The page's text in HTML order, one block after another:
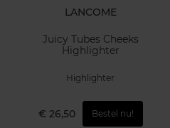
LANCOME
Juicy Tubes Cheeks
Highlighter
Highlighter
€ 26,50 Bestel nu!